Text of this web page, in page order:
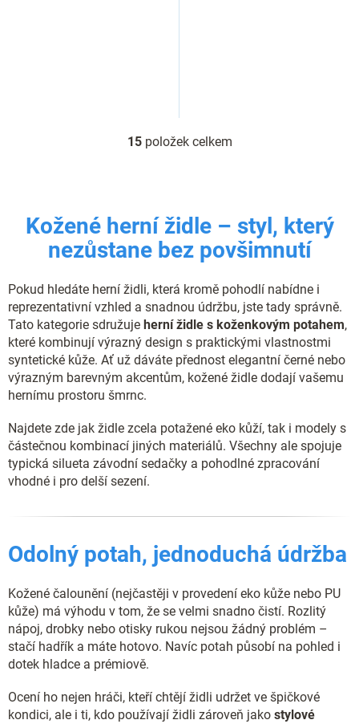
O
a
í
r
v
k
y
v
ý
p
u
15položek celkem
Kožené herní židle – styl, který
nezůstane bez povšimnutí
Pokud hledáte herní židli, která kromě pohodlí nabídne i
reprezentativní vzhled a snadnou údržbu, jste tady správně.
Tato kategorie sdružuje herní židle s koženkovým potahem,
které kombinují výrazný design s praktickými vlastnostmi
syntetické kůže. Ať už dáváte přednost elegantní černé nebo
výrazným barevným akcentům, kožené židle dodají vašemu
hernímu prostoru šmrnc.
Najdete zde jak židle zcela potažené eko kůží, tak i modely s
částečnou kombinací jiných materiálů. Všechny ale spojuje
typická silueta závodní sedačky a pohodlné zpracování
vhodné i pro delší sezení.
Odolný potah, jednoduchá údržba
Kožené čalounění (nejčastěji v provedení eko kůže nebo PU
kůže) má výhodu v tom, že se velmi snadno čistí. Rozlitý
nápoj, drobky nebo otisky rukou nejsou žádný problém –
stačí hadřík a máte hotovo. Navíc potah působí na pohled i
dotek hladce a prémiově.
Ocení ho nejen hráči, kteří chtějí židli udržet ve špičkové
kondici, ale i ti, kdo používají židli zároveň jako stylové